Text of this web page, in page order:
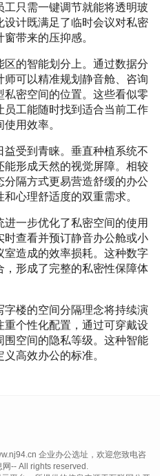
只需一键调节就能将透明玻
计既满足了临时会议对私密
带来的压抑感。
的智能划分上。通过数据分
可以精准规划静音舱、咨询
密空间的位置。这些看似零
工能随时找到适合当前工作
用效率。
受到青睐。垂直种植系统不
形成天然的视觉屏障。相较
隔方式更易营造舒缓的办公
心理舒适度的双重需求。
一步优化了私密空间的使用
查看并预订静音办公舱或小
造成的效率损耗。这种数字
形成了完整的私密性保障体
字楼的空间分隔理念将持续演
个性化配置，通过可穿戴设
空间的隐私等级。这种智能
高效办公的标准。
企业办公选址，欢迎您致电咨
-- All rights reserved.